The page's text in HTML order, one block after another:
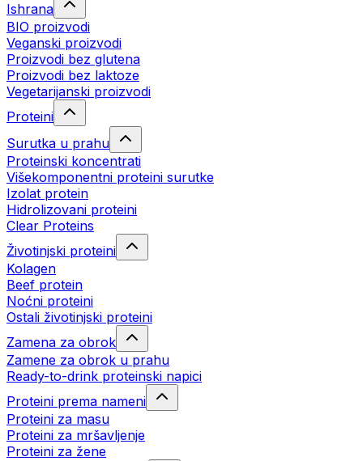
Ishrana
BIO proizvodi
Veganski proizvodi
Proizvodi bez glutena
Proizvodi bez laktoze
Vegetarijanski proizvodi
Proteini
Surutka u prahu
Proteinski koncentrati
Višekomponentni proteini surutke
Izolat protein
Hidrolizovani proteini
Clear Proteins
Životinjski proteini
Kolagen
Beef protein
Noćni proteini
Ostali životinjski proteini
Zamena za obrok
Zamene za obrok u prahu
Ready-to-drink proteinski napici
Proteini prema nameni
Proteini za masu
Proteini za mršavljenje
Proteini za žene